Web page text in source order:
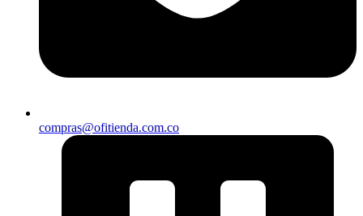
compras@ofitienda.com.co